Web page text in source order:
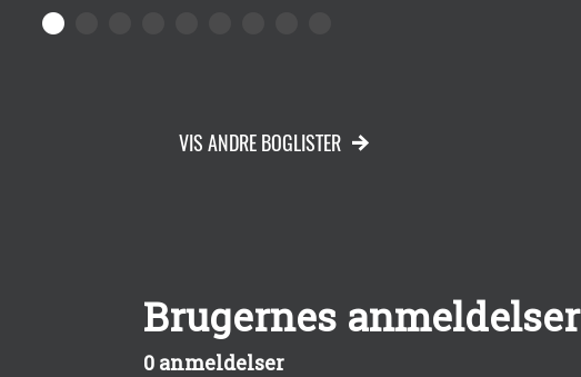
VIS ANDRE BOGLISTER
Brugernes anmeldelser
0 anmeldelser